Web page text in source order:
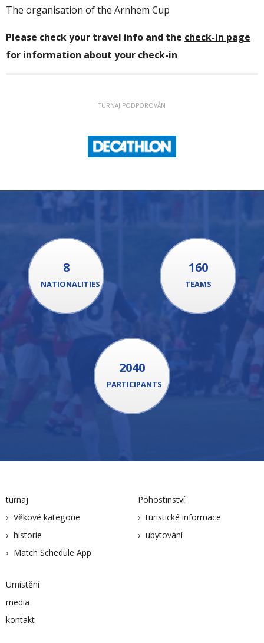
The organisation of the Arnhem Cup
Please check your travel info and the check-in page
for information about your check-in
TURNAJ PODPOROVÁN
8
NATIONALITIES
160
TEAMS
2040
PARTICIPANTS
turnaj
Věkové kategorie
historie
Match Schedule App
Pohostinství
turistické informace
ubytování
Umístění
media
kontakt